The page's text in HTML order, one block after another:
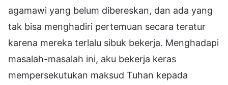
agamawi yang belum dibereskan, dan ada yang
tak bisa menghadiri pertemuan secara teratur
karena mereka terlalu sibuk bekerja. Menghadapi
masalah-masalah ini, aku bekerja keras
mempersekutukan maksud Tuhan kepada